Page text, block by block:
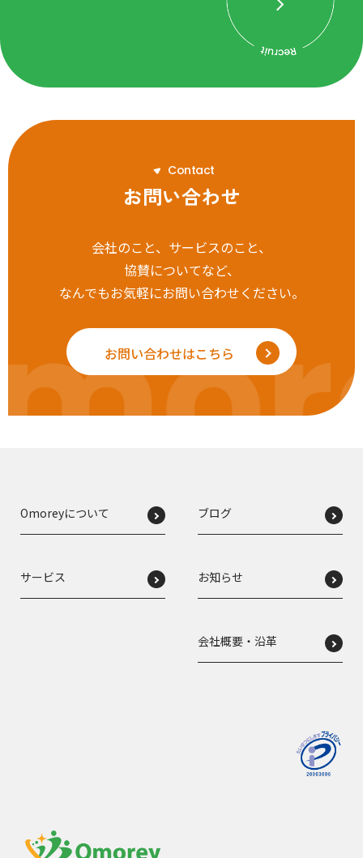
Contact
お問い合わせ
会社のこと、サービスのこと、
協賛についてなど、
なんでもお気軽にお問い合わせください。
お問い合わせはこちら
Omoreyについて
サービス
ブログ
お知らせ
会社概要・沿革